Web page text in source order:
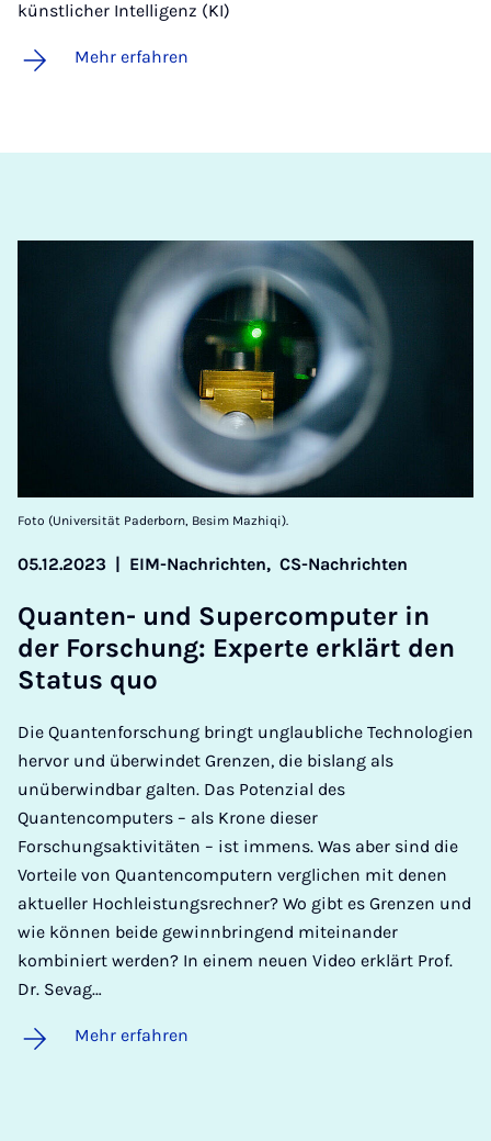
künstlicher Intelligenz (KI)
Mehr erfahren
Foto (Universität Paderborn, Besim Mazhiqi).
05.12.2023 | EIM-Nachrichten, CS-Nachrichten
Quan­ten- und Su­per­com­pu­ter in
der For­schung: Ex­per­te er­klärt den
Sta­tus quo
Die Quantenforschung bringt unglaubliche Technologien
hervor und überwindet Grenzen, die bislang als
unüberwindbar galten. Das Potenzial des
Quantencomputers – als Krone dieser
Forschungsaktivitäten – ist immens. Was aber sind die
Vorteile von Quantencomputern verglichen mit denen
aktueller Hochleistungsrechner? Wo gibt es Grenzen und
wie können beide gewinnbringend miteinander
kombiniert werden? In einem neuen Video erklärt Prof.
Dr. Sevag…
Mehr erfahren